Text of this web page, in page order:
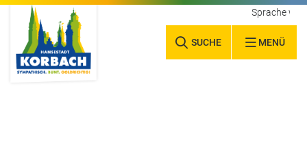
SUCHE MENÜ
Sprache